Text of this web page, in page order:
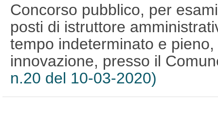
Concorso pubblico, per
posti di istruttore
tempo indeterminato e
innovazione, presso il
n.20 del 10-03-2020)